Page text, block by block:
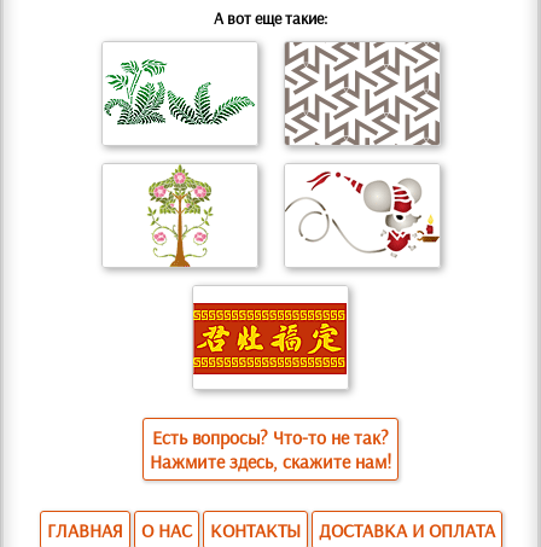
А вот еще такие:
Есть вопросы? Что-то не так?
Нажмите здесь, скажите нам!
ГЛАВНАЯ О НАС КОНТАКТЫ ДОСТАВКА И ОПЛАТА